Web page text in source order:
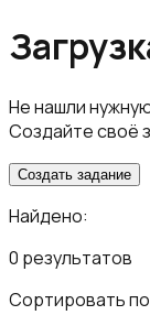
Не нашли
Создайте своё
Создать задание
Найдено:
0 результатов
Сортировать